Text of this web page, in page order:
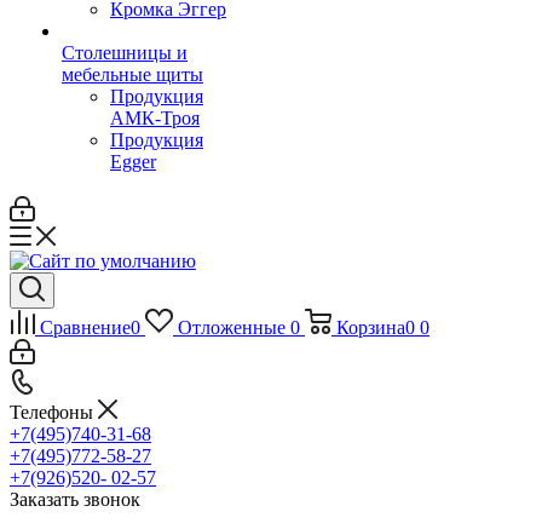
Кромка Эггер
Столешницы и
мебельные щиты
Продукция
АМК-Троя
Продукция
Egger
Сравнение0 Отложенные 0 Корзина0 0
Телефоны
+7(495)740-31-68
+7(495)772-58-27
+7(926)520- 02-57
Заказать звонок